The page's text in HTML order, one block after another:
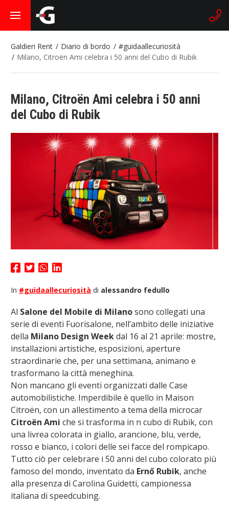
Galdieri Rent Diario di bordo
#guidaallecuriosità
Milano, Citroën Ami celebra i 50 anni del Cubo di Rubik
Milano, Citroën Ami celebra i 50 anni
del Cubo di Rubik
In #guidaallecuriosità di alessandro fedullo
Al Salone del Mobile di Milanosono collegati una
serie di eventi Fuorisalone, nell’ambito delle iniziative
della Milano Design Weekdal 16 al 21 aprile: mostre,
installazioni artistiche, esposizioni, aperture
straordinarie che, per una settimana, animano e
trasformano la città meneghina.
Non mancano gli eventi organizzati dalle Case
automobilistiche. Imperdibile è quello in Maison
Citroën, con un allestimento a tema della microcar
Citroën Ami che si trasforma in n cubo di Rubik, con
una livrea colorata in giallo, arancione, blu, verde,
rosso e bianco, i colori delle sei facce del rompicapo.
Tutto ciò per celebrare i 50 anni del cubo colorato più
famoso del mondo, inventato da Ernő Rubik, anche
alla presenza di Carolina Guidetti, campionessa
italiana di speedcubing.